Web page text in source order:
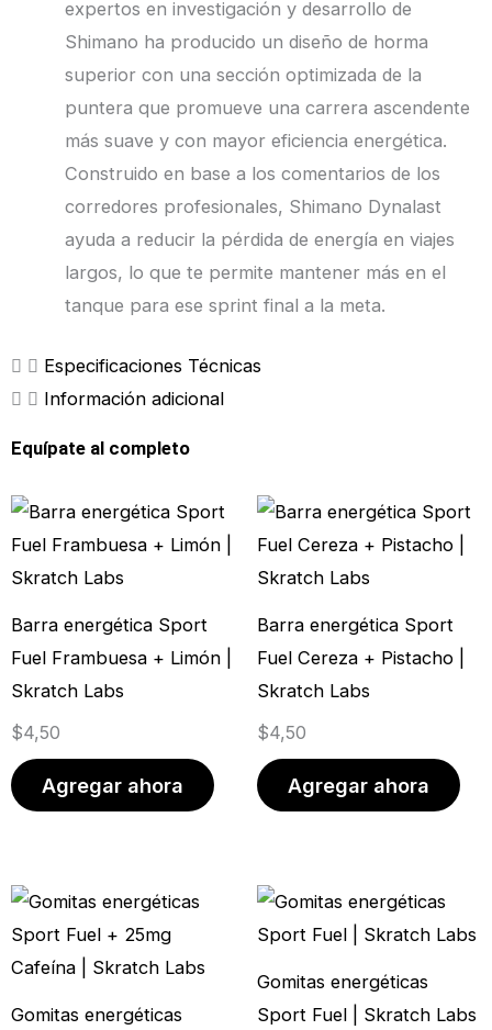
expertos en investigación y desarrollo de
Shimano ha producido un diseño de horma
superior con una sección optimizada de la
puntera que promueve una carrera ascendente
más suave y con mayor eficiencia energética.
Construido en base a los comentarios de los
corredores profesionales, Shimano Dynalast
ayuda a reducir la pérdida de energía en viajes
largos, lo que te permite mantener más en el
tanque para ese sprint final a la meta.
Especificaciones Técnicas
Información adicional
Equípate al completo
Barra energética Sport
Fuel Frambuesa + Limón |
Skratch Labs
$4,50
Agregar ahora
Barra energética Sport
Fuel Cereza + Pistacho |
Skratch Labs
$4,50
Agregar ahora
Gomitas energéticas
Gomitas energéticas
Sport Fuel | Skratch Labs